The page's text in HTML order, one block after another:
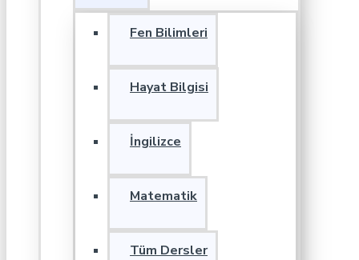
Fen Bilimleri
Hayat Bilgisi
İngilizce
Matematik
Tüm Dersler